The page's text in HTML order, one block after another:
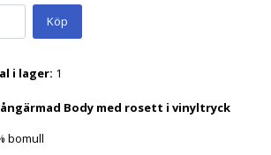
Köp
i lager: 1
Body med rosett i vinyltryck
bomull